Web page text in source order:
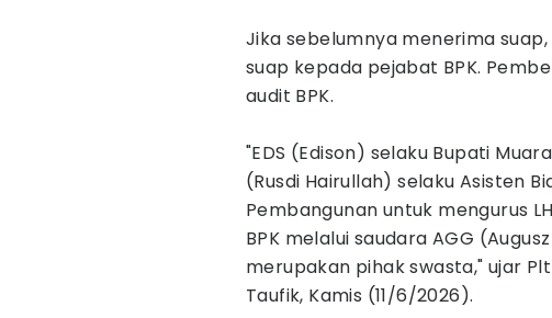
Jika sebelumnya menerima
suap kepada pejabat BPK.
audit BPK.
"EDS (Edison) selaku Bupati
(Rusdi Hairullah) selaku Asisten
Pembangunan untuk mengurus
BPK melalui saudara AGG
merupakan pihak swasta," ujar
Taufik, Kamis (11/6/2026).